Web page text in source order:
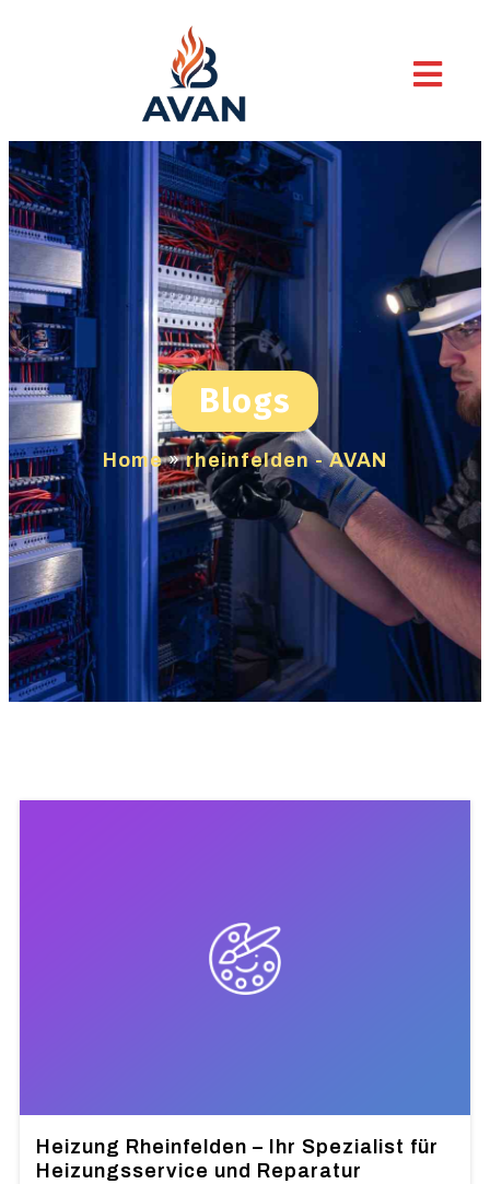
Blogs
Home»rheinfelden - AVAN
Heizung Rheinfelden – Ihr Spezialist für
Heizungsservice und Reparatur